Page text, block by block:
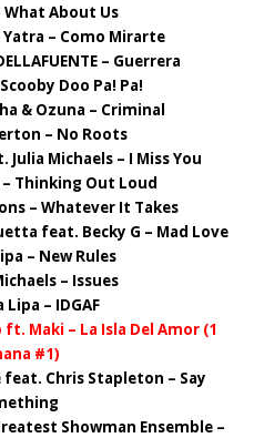
What About Us
Yatra – Como Mirarte
– Guerrera
Doo Pa! Pa!
& Ozuna – Criminal
– No Roots
Michaels – I Miss You
– Thinking Out Loud
– Whatever It Takes
feat. Becky G – Mad Love
– New Rules
– Issues
Lipa – IDGAF
Maki – La Isla Del Amor (1
#1)
Chris Stapleton – Say
Showman Ensemble –